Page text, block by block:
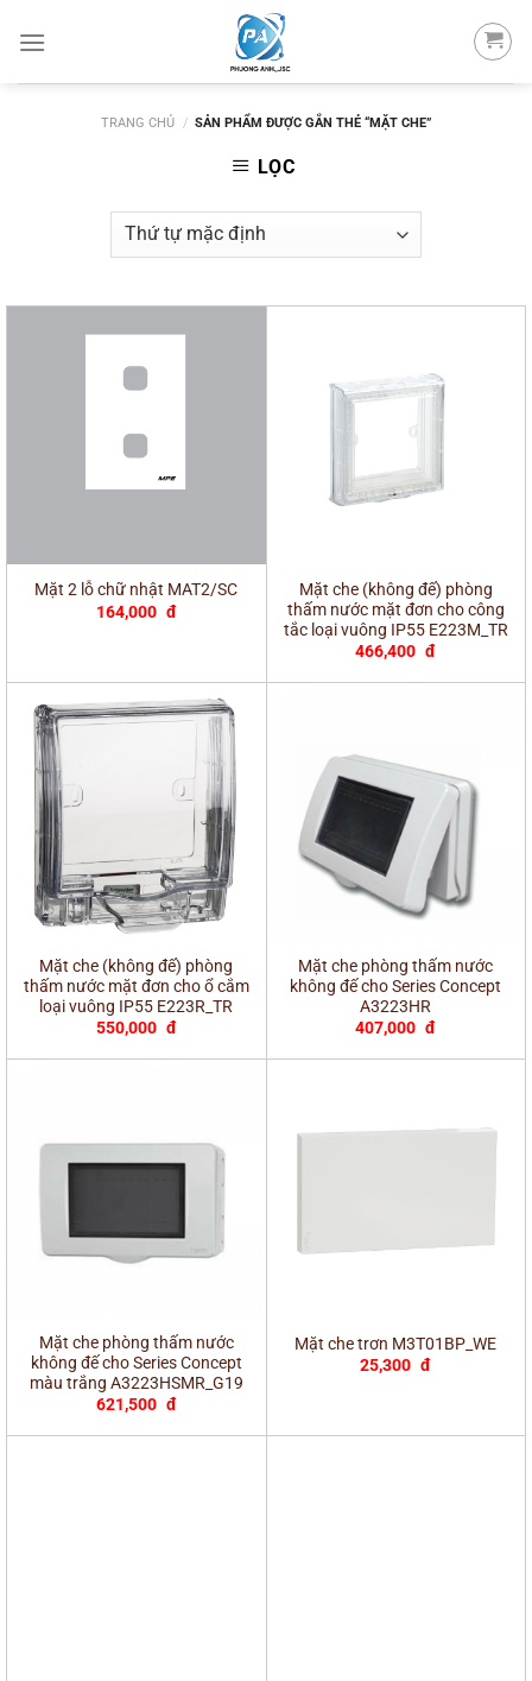
TRANG CHỦ / SẢN PHẨM ĐƯỢC GẮN THẺ “MẶT CHE”
LỌC
Mặt 2 lỗ chữ nhật MAT2/SC
164,000 đ
Mặt che (không đế) phòng
thấm nước mặt đơn cho công
tắc loại vuông IP55 E223M_TR
466,400 đ
Mặt che (không đế) phòng
thấm nước mặt đơn cho ổ cắm
loại vuông IP55 E223R_TR
550,000 đ
Mặt che phòng thấm nước
không đế cho Series Concept
A3223HR
407,000 đ
Mặt che phòng thấm nước
không đế cho Series Concept
màu trắng A3223HSMR_G19
621,500 đ
Mặt che trơn M3T01BP_WE
25,300 đ